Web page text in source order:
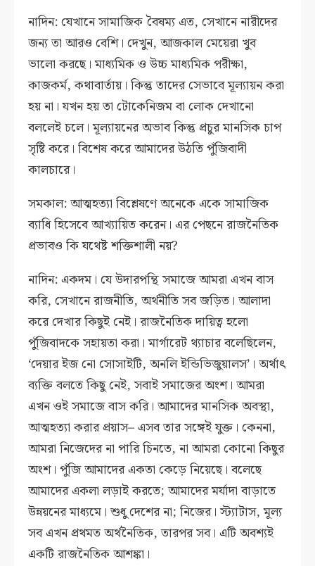
নাদিন: যেখানে সামাজিক বৈষম্য এত, সেখানে নারীদের
জন্য তা আরও বেশি। দেখুন, আজকাল মেয়েরা খুব
ভালো করছে। মাধ্যমিক ও উচ্চ মাধ্যমিক পরীক্ষা,
কাজকর্ম, কথাবার্তায়। কিন্তু তাদের সেভাবে মূল্যায়ন করা
হয় না। যখন হয় তা টোকেনিজম বা লোক দেখানো
বললেই চলে। মূল্যায়নের অভাব কিন্তু প্রচুর মানসিক চাপ
সৃষ্টি করে। বিশেষ করে আমাদের উঠতি পুঁজিবাদী
কালচারে।
সমকাল: আত্মহত্যা বিশ্লেষণে অনেকে একে সামাজিক
ব্যাধি হিসেবে আখ্যায়িত করেন। এর পেছনে রাজনৈতিক
প্রভাবও কি যথেষ্ট শক্তিশালী নয়?
নাদিন: একদম। যে উদারপন্থি সমাজে আমরা এখন বাস
করি, সেখানে রাজনীতি, অর্থনীতি সব জড়িত। আলাদা
করে দেখার কিছুই নেই। রাজনৈতিক দায়িত্ব হলো
পুঁজিবাদকে সহায়তা করা। মার্গারেট থ্যাচার বলেছিলেন,
‘দেয়ার ইজ নো সোসাইটি, অনলি ইন্ডিভিজুয়ালস’। অর্থাৎ
ব্যক্তি বলতে কিছু নেই, সবাই সমাজের অংশ। আমরা
এখন ওই সমাজে বাস করি। আমাদের মানসিক অবস্থা,
আত্মহত্যা করার প্রয়াস– এসব তার সঙ্গেই যুক্ত। কেননা,
আমরা নিজেদের না পারি চিনতে, না আমরা কোনো কিছুর
অংশ। পুঁজি আমাদের একতা কেড়ে নিয়েছে। বলেছে
আমাদের একলা লড়াই করতে; আমাদের মর্যাদা বাড়াতে
উন্নয়নের মাধ্যমে। শুধু দেশের না; নিজের। স্ট্যাটাস, মূল্য
সব এখন প্রথমত অর্থনৈতিক, তারপর সব। এটি অবশ্যই
একটি রাজনৈতিক আশঙ্কা।